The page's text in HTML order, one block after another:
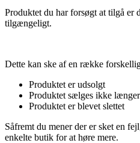
Produktet du har forsøgt at tilgå er
tilgængeligt.
Dette kan ske af en række
Produktet er udsolgt
Produktet sælges ikke
Produktet er blevet slettet
Såfremt du mener der er sket en
enkelte butik for at høre mere.